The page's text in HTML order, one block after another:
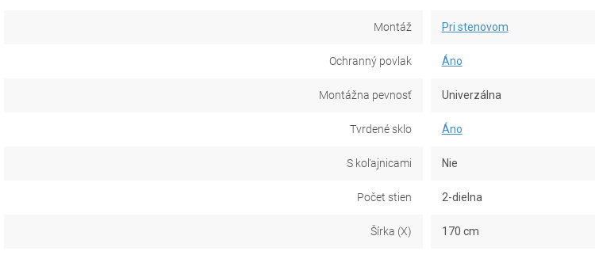
Montáž Pri stenovom
Ochranný povlak Áno
Montážna pevnosť Univerzálna
Tvrdené sklo Áno
S koľajnicami Nie
Počet stien 2-dielna
Šírka (X) 170 cm